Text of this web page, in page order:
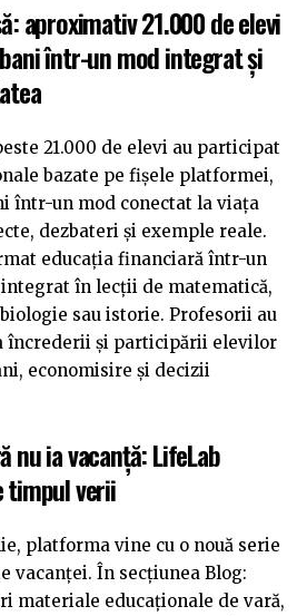
aproximativ 21.000 de elevi
într-un mod integrat și
21.000 de elevi au participat
bazate pe fișele platformei,
într-un mod conectat la viața
dezbateri și exemple reale.
educația financiară într-un
în lecții de matematică,
sau istorie. Profesorii au
încrederii și participării elevilor
economisire și decizii
nu ia vacanță: LifeLab
timpul verii
platforma vine cu o nouă serie
vacanței. În secțiunea Blog:
materiale educaționale de vară,